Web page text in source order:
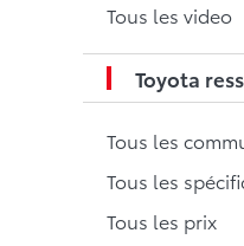
Tous les video
Toyota
Tous les
Tous les
Tous les prix